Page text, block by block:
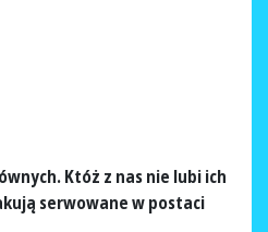
Któż z nas nie lubi ich
serwowane w postaci